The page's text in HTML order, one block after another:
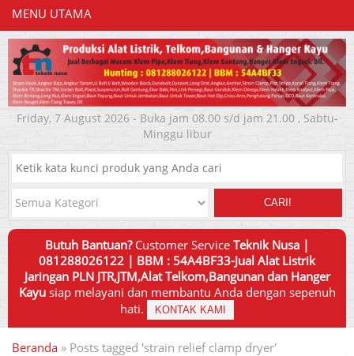
MENU UTAMA
Friday, 7 August 2026 - Buka jam 08.00 s/d jam 21.00 , Sabtu-
Minggu libur
CARI!
Butuh Bantuan?Customer Service Teknik Nusa |
081288026122 | BBM : 54A4BF33-Jual Alat Listrik
Jaringan PLN JTR,JTM,Alat Telkom,Bangunan dan Hanger
Kayusiap melayani dan membantu Anda dengan sepenuh
hati.
KONTAK KAMI
Beranda » Posts tagged 'strain relief clamp dryer'